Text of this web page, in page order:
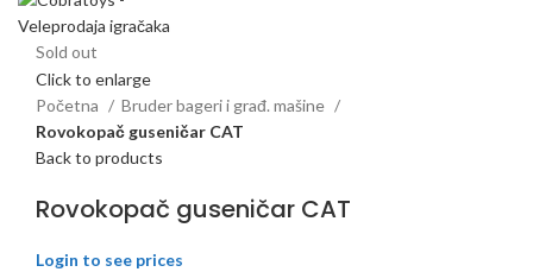
Sold out
Click to enlarge
Početna
Bruder bageri i građ. mašine
Rovokopač guseničar CAT
Back to products
Rovokopač guseničar CAT
Login to see prices